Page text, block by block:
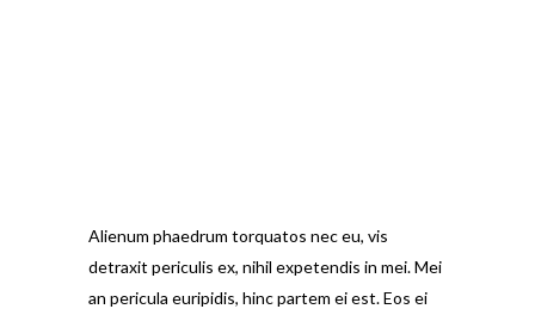
Alienum phaedrum torquatos nec eu, vis
detraxit periculis ex, nihil expetendis in mei. Mei
an pericula euripidis, hinc partem ei est. Eos ei